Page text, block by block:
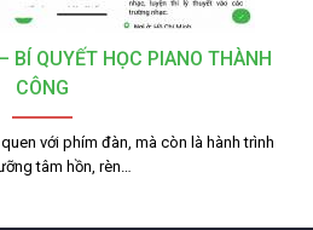
BÍ QUYẾT HỌC PIANO THÀNH
CÔNG
với phím đàn, mà còn là hành trình
tâm hồn, rèn…